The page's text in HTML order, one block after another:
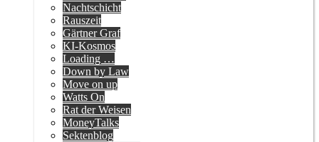
Nachtschicht
Rauszeit
Gärtner Graf
KI-Kosmos
Loading …
Down by Law
Move on up
Watts On
Rat der Weisen
MoneyTalks
Sektenblog